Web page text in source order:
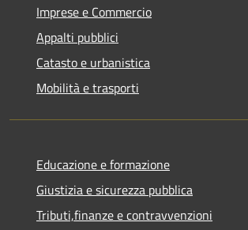
Imprese e Commercio
Appalti pubblici
Catasto e urbanistica
Mobilità e trasporti
Educazione e formazione
Giustizia e sicurezza pubblica
Tributi,finanze e contravvenzioni